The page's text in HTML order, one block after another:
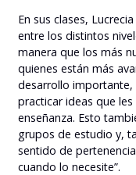
En sus clases,
entre los distintos
manera que los más
quienes están más
desarrollo
practicar ideas que
enseñanza. Esto
grupos de estudio y,
sentido de
cuando lo necesite”.